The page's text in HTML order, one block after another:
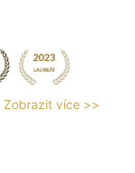
Zobrazit více >>